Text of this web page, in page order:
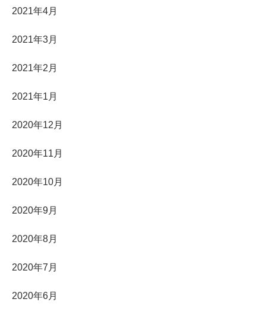
2021年4月
2021年3月
2021年2月
2021年1月
2020年12月
2020年11月
2020年10月
2020年9月
2020年8月
2020年7月
2020年6月